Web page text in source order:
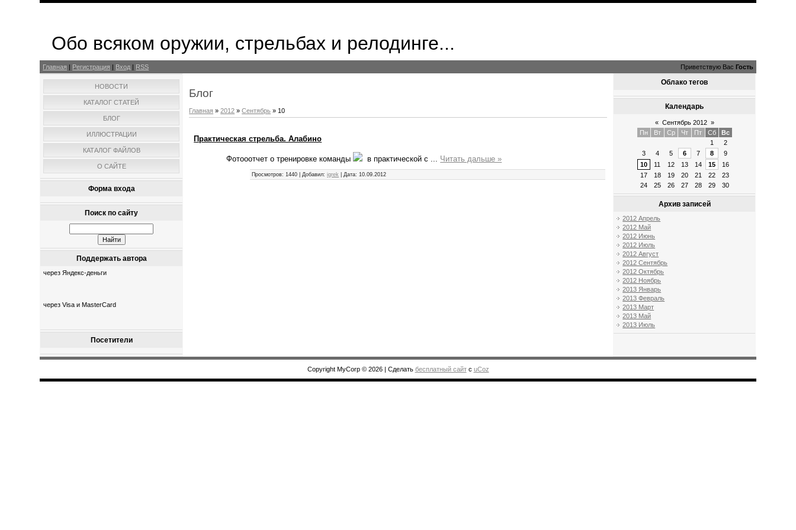
Обо всяком оружии, стрельбах и релодинге...
Главная | Регистрация | Вход | RSS Приветствую Вас Гость
НОВОСТИ
КАТАЛОГ СТАТЕЙ
БЛОГ
ИЛЛЮСТРАЦИИ
КАТАЛОГ ФАЙЛОВ
О САЙТЕ
Форма входа
Поиск по сайту
Поддержать автора
через Яндекс-деньги
через Visa и MasterCard
Посетители
Блог
Главная »2012 » Сентябрь » 10
Практическая стрельба. Алабино
Фотооотчет о тренировке команды в практической с ... Читать дальше »
Просмотров: 1440 |Добавил: igrek |Дата: 10.09.2012
Облако тегов
Календарь
« Сентябрь 2012 »
Пн
Вт Ср Чт Пт Сб
Вс
1
2
3
4 5 6 7 8
9
10
11 12 13 14 15
16
17
18 19 20 21 22
23
24
25 26 27 28 29 30
Архив записей
2012 Апрель
2012 Май
2012 Июнь
2012 Июль
2012 Август
2012 Сентябрь
2012 Октябрь
2012 Ноябрь
2013 Январь
2013 Февраль
2013 Март
2013 Май
2013 Июль
Copyright MyCorp © 2026| Сделать бесплатный сайтс uCoz